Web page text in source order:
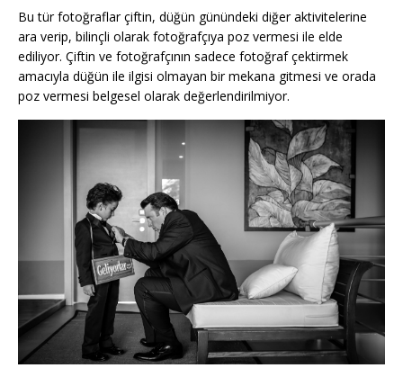
Bu tür fotoğraflar çiftin, düğün günündeki diğer aktivitelerine
ara verip, bilinçli olarak fotoğrafçıya poz vermesi ile elde
ediliyor. Çiftin ve fotoğrafçının sadece fotoğraf çektirmek
amacıyla düğün ile ilgisi olmayan bir mekana gitmesi ve orada
poz vermesi belgesel olarak değerlendirilmiyor.